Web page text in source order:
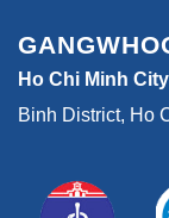
Ho Chi Minh
Binh District, Ho